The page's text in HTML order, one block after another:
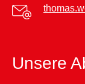
Unsere